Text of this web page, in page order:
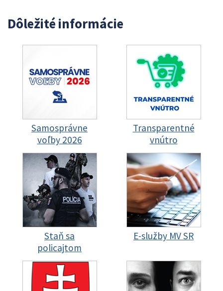
Dôležité informácie
Samosprávne
voľby 2026
Transparentné
vnútro
Staň sa
policajtom
E-služby MV SR